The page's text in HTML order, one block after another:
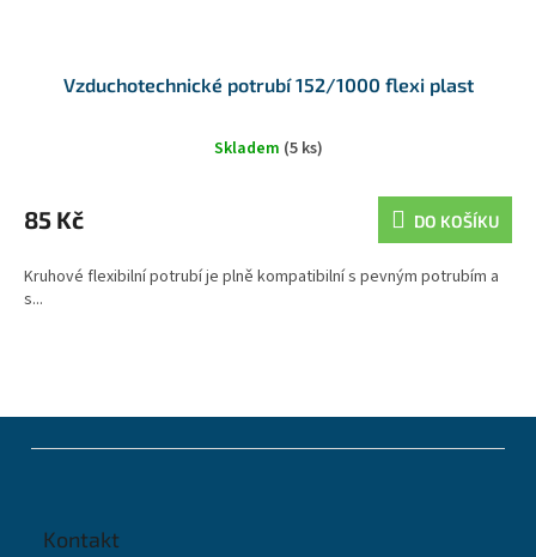
Vzduchotechnické potrubí 152/1000 flexi plast
Skladem (5 ks)
85 Kč DO KOŠÍKU
Kruhové flexibilní potrubí je plně kompatibilní s pevným potrubím a
s...
Kontakt